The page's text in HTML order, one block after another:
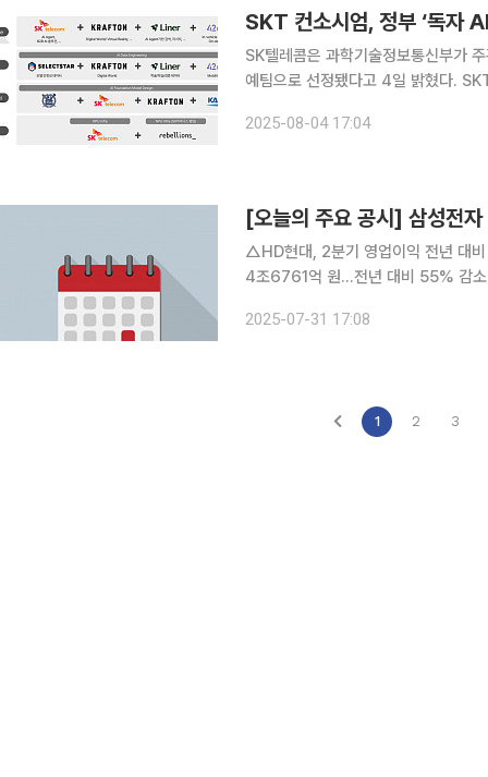
SKT 컨소시엄, 정부 ‘독자
SK텔레콤은 과학기술정보통신부가
예팀으로 선정됐다고 4일 밝혔다. SKT 컨소시엄은 반도체, 모델, 데이터, 서비스로 이어지는 독자
2025-08-04 17:04
△HD현대, 2분기 영업이익 전년 대비 29.4% 증가
4조6761억 원…전년 대비 55% 감소 △HD한국조선해양, 계열사 HD하이드로젠에 보통주
2025-07-31 17:08
1 2 3